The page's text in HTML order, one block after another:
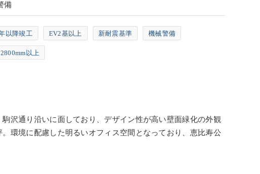
備
以降竣工 EV2基以上 新耐震基準 機械警備
以上
沢通り沿いに面しており、デザイン性が高い壁面緑化の外観
環境に配慮した明るいオフィス空間となっており、恵比寿公